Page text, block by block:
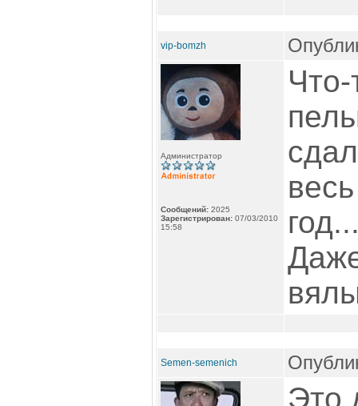
vip-bomzh
Администратор
Сообщений: 2025
Зарегистрирован: 07/03/2010
15:58
Semen-semenich
Это